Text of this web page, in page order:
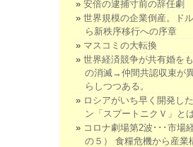
安倍の逮捕寸前の辞任劇
世界規模の企業倒産。ド
ら新秩序移行への序章
マスコミの大転換
世界経済競争が共有婚を
の消滅→仲間共認収束が
らしつつある。
ロシアがいち早く開発し
ン「スプートニクＶ」と
コロナ劇場第2波･･･市場
の５） 食糧危機から産業